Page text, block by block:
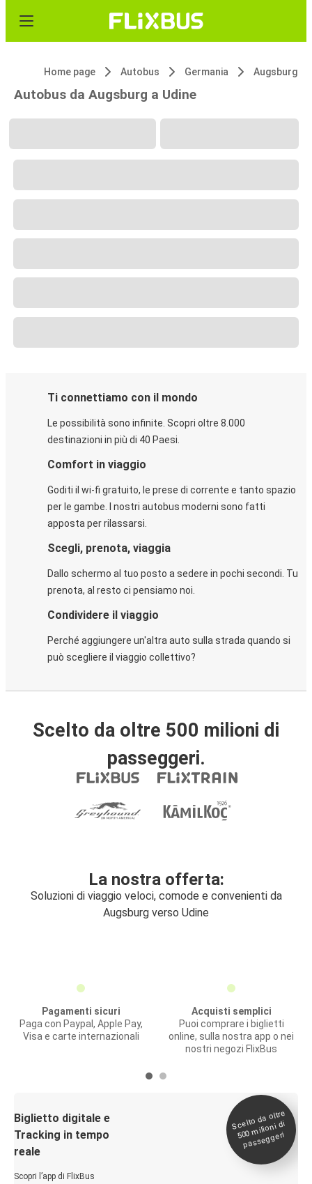
Home page Autobus Germania Augsburg
Autobus da Augsburg a Udine
Ti connettiamo con il mondo
Le possibilità sono infinite. Scopri oltre 8.000
destinazioni in più di 40 Paesi.
Comfort in viaggio
Goditi il wi-fi gratuito, le prese di corrente e tanto spazio
per le gambe. I nostri autobus moderni sono fatti
apposta per rilassarsi.
Scegli, prenota, viaggia
Dallo schermo al tuo posto a sedere in pochi secondi. Tu
prenota, al resto ci pensiamo noi.
Condividere il viaggio
Perché aggiungere un'altra auto sulla strada quando si
può scegliere il viaggio collettivo?
Scelto da oltre 500 milioni di
passeggeri.
La nostra offerta:
Soluzioni di viaggio veloci, comode e convenienti da
Augsburg verso Udine
Pagamenti sicuri
Paga con Paypal, Apple Pay,
Visa e carte internazionali
Acquisti semplici
Puoi comprare i biglietti
online, sulla nostra app o nei
nostri negozi FlixBus
Biglietto digitale e
Tracking in tempo
reale
Scopri l’app di FlixBus
Scelto da oltre
500
milioni di
passeggeri